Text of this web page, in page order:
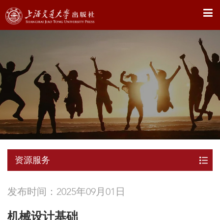
X
资源服务
发布时间：2025年09月01日
机械设计基础